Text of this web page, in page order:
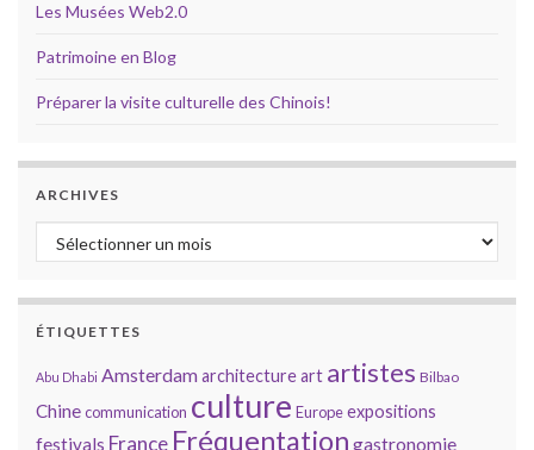
Les Musées Web2.0
Patrimoine en Blog
Préparer la visite culturelle des Chinois!
ARCHIVES
Archives
ÉTIQUETTES
Abu Dhabi Amsterdamarchitectureart artistes Bilbao
Chinecommunication culture Europeexpositions
festivals France Fréquentation gastronomie